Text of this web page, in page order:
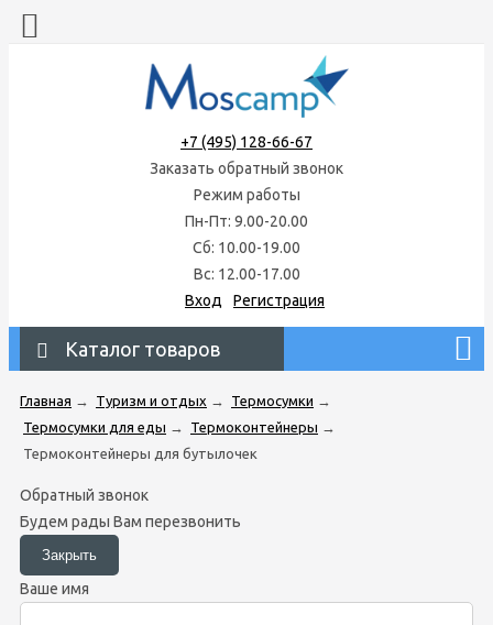
+7 (495) 128-66-67
Заказать обратный звонок
Режим работы
Пн-Пт: 9.00-20.00
Сб: 10.00-19.00
Вс: 12.00-17.00
Вход
Регистрация
Каталог товаров
Главная → Туризм и отдых → Термосумки →
Термосумки для еды → Термоконтейнеры →
Термоконтейнеры для бутылочек
Обратный звонок
Будем рады Вам перезвонить
Ваше имя